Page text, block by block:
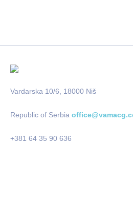
Vardarska 10/6, 18000 Niš
Republic of Serbia
+381 64 35 90 636